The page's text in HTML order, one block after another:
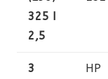
325 I
2,5
3
HP